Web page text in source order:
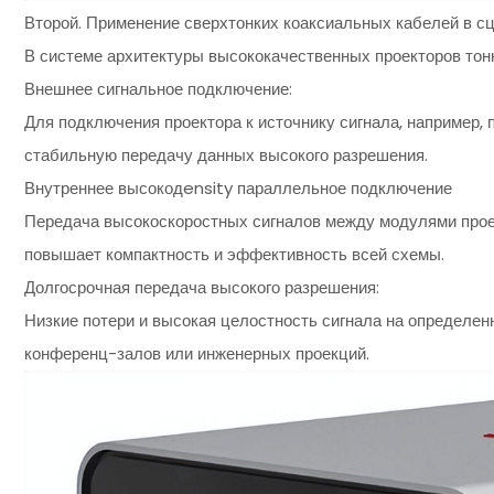
Второй. Применение сверхтонких коаксиальных кабелей в
В системе архитектуры высококачественных проекторов
Внешнее сигнальное подключение:
Для подключения проектора к источнику сигнала,
стабильную передачу данных высокого разрешения.
Внутреннее высокодensity параллельное подключение
Передача высокоскоростных сигналов между модулями
повышает компактность и эффективность всей схемы.
Долгосрочная передача высокого разрешения:
Низкие потери и высокая целостность сигнала на
конференц-залов или инженерных проекций.